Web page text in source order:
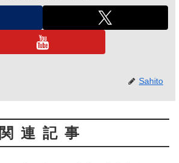
Sahito
関連記事